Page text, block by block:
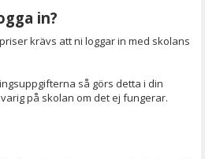
in?
krävs att ni loggar in med skolans
så görs detta i din
på skolan om det ej fungerar.